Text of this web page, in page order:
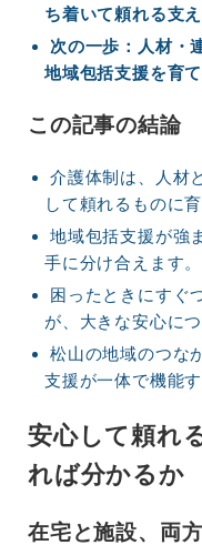
ち着いて頼れる支
次の一歩：人材・
地域包括支援を育
この記事の結論
介護体制は、人材
して頼れるものに
地域包括支援が強
手に分け合えます。
困ったときにすぐ
が、大きな安心に
松山の地域のつな
支援が一体で機能
安心して頼れ
れば分かるか
在宅と施設、両